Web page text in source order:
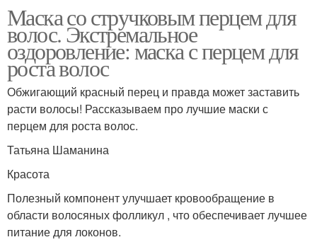
Маска со стручковым перцем для
волос. Экстремальное
оздоровление: маска с перцем для
роста волос
Обжигающий красный перец и правда может заставить
расти волосы! Рассказываем про лучшие маски с
перцем для роста волос.
Татьяна Шаманина
Красота
Полезный компонент улучшает кровообращение в
области волосяных фолликул , что обеспечивает лучшее
питание для локонов.